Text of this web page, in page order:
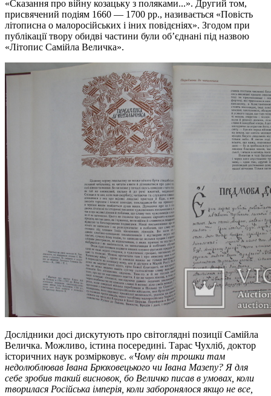
«Сказання про війну козацьку з поляками...». Другий том,
присвячений подіям 1660 — 1700 рр., називається «Повість
літописна о малоросійських і іних повідєніях». Згодом при
публікації твору обидві частини були об’єднані під назвою
«Літопис Самійла Величка».
Дослідники досі дискутують про світоглядні позиції Самійла
Величка. Можливо, істина посередині. Тарас Чухліб, доктор
історичних наук розмірковує. «Чому він трошки там
недолюблював Івана Брюховецького чи Івана Мазепу? Я для
себе зробив такий висновок, бо Величко писав в умовах, коли
творилася Російська імперія, коли заборонялося якщо не все,